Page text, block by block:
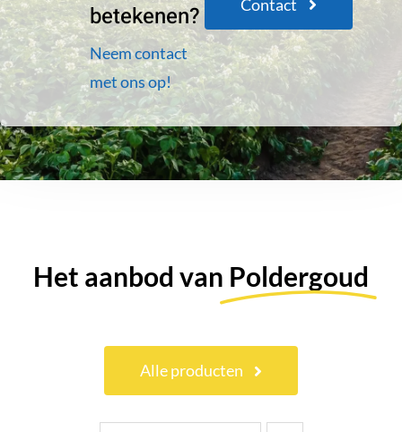
betekenen?
Neem contact
met ons op!
Contact
Het aanbod van Poldergoud
Alle producten